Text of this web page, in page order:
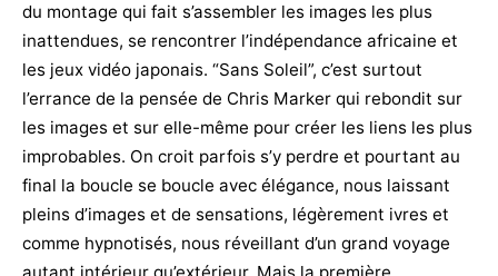
du montage qui fait s’assembler les images les plus
inattendues, se rencontrer l’indépendance africaine et
les jeux vidéo japonais. “Sans Soleil”, c’est surtout
l’errance de la pensée de Chris Marker qui rebondit sur
les images et sur elle-même pour créer les liens les plus
improbables. On croit parfois s’y perdre et pourtant au
final la boucle se boucle avec élégance, nous laissant
pleins d’images et de sensations, légèrement ivres et
comme hypnotisés, nous réveillant d’un grand voyage